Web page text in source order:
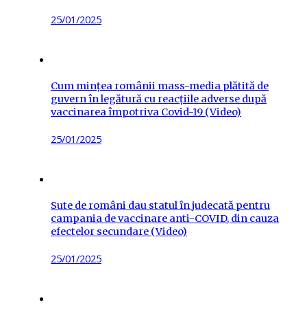
Posted
25/01/2025
Cum mințea românii mass-media plătită de
guvern în legătură cu reacțiile adverse după
vaccinarea împotriva Covid-19 (Video)
Posted
25/01/2025
Sute de români dau statul în judecată pentru
campania de vaccinare anti-COVID, din cauza
efectelor secundare (Video)
Posted
25/01/2025